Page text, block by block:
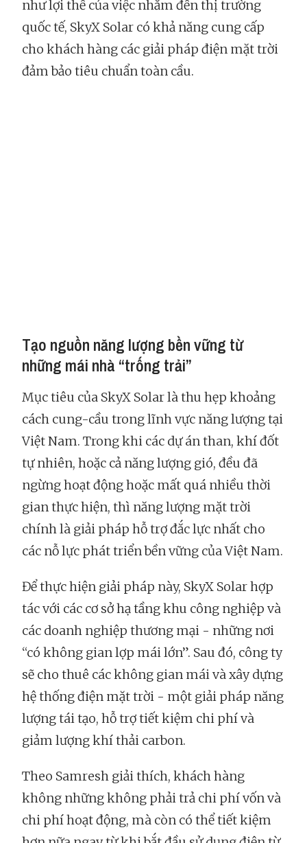
như lợi thế của việc nhắm đến thị trường
quốc tế, SkyX Solar có khả năng cung cấp
cho khách hàng các giải pháp điện mặt trời
đảm bảo tiêu chuẩn toàn cầu.
Tạo nguồn năng lượng bền vững từ
những mái nhà “trống trải”
Mục tiêu của SkyX Solar là thu hẹp khoảng
cách cung-cầu trong lĩnh vực năng lượng tại
Việt Nam. Trong khi các dự án than, khí đốt
tự nhiên, hoặc cả năng lượng gió, đều đã
ngừng hoạt động hoặc mất quá nhiều thời
gian thực hiện, thì năng lượng mặt trời
chính là giải pháp hỗ trợ đắc lực nhất cho
các nỗ lực phát triển bền vững của Việt Nam.
Để thực hiện giải pháp này, SkyX Solar hợp
tác với các cơ sở hạ tầng khu công nghiệp và
các doanh nghiệp thương mại - những nơi
“có không gian lợp mái lớn”. Sau đó, công ty
sẽ cho thuê các không gian mái và xây dựng
hệ thống điện mặt trời - một giải pháp năng
lượng tái tạo, hỗ trợ tiết kiệm chi phí và
giảm lượng khí thải carbon.
Theo Samresh giải thích, khách hàng
không những không phải trả chi phí vốn và
chi phí hoạt động, mà còn có thể tiết kiệm